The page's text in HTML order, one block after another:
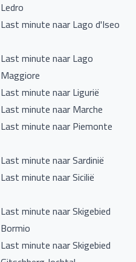
Ledro
Last minute naar Lago d'Iseo
Last minute naar Lago
Maggiore
Last minute naar Ligurië
Last minute naar Marche
Last minute naar Piemonte
Last minute naar Sardinië
Last minute naar Sicilië
Last minute naar Skigebied
Bormio
Last minute naar Skigebied